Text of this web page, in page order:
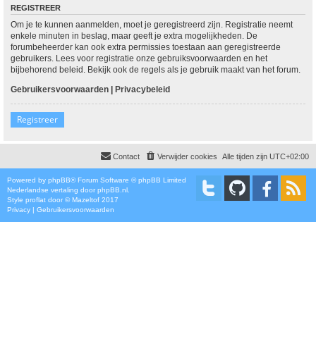
REGISTREER
Om je te kunnen aanmelden, moet je geregistreerd zijn. Registratie neemt
enkele minuten in beslag, maar geeft je extra mogelijkheden. De
forumbeheerder kan ook extra permissies toestaan aan geregistreerde
gebruikers. Lees voor registratie onze gebruiksvoorwaarden en het
bijbehorend beleid. Bekijk ook de regels als je gebruik maakt van het forum.
Gebruikersvoorwaarden | Privacybeleid
Registreer
Alle tijden zijn UTC+02:00
Verwijder cookies
Contact
Powered by phpBB® Forum Software © phpBB Limited
Nederlandse vertaling door phpBB.nl
Style proflat door ©Mazeltof 2017
Privacy | Gebruikersvoorwaarden